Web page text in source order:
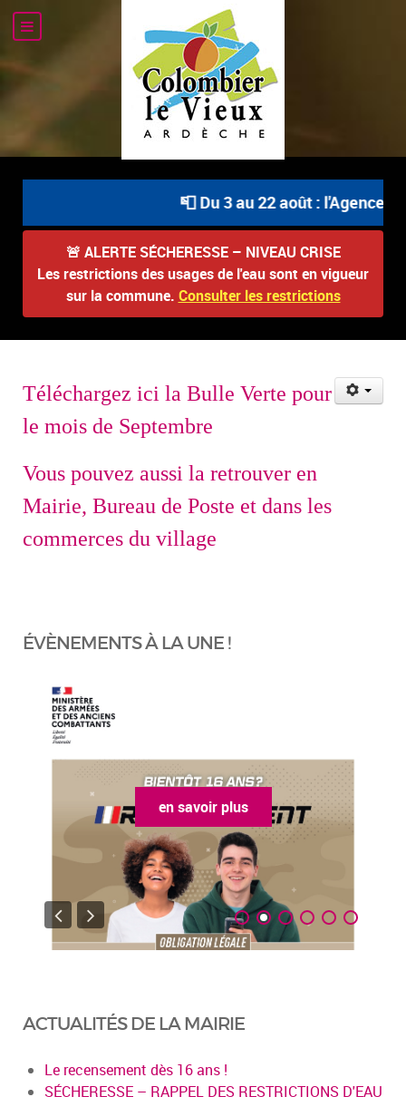
📮 Du 3 au 22 août : l'Agence
🚨 ALERTE SÉCHERESSE – NIVEAU CRISE
Les restrictions des usages de l'eau sont en vigueur
sur la commune. Consulter les restrictions
Téléchargez ici la Bulle Verte pour
le mois de Septembre
Vous pouvez aussi la retrouver en
Mairie, Bureau de Poste et dans les
commerces du village
ÉVÈNEMENTS À LA UNE !
en savoir plus
ACTUALITÉS DE LA MAIRIE
Le recensement dès 16 ans !
SÉCHERESSE – RAPPEL DES RESTRICTIONS D'EAU